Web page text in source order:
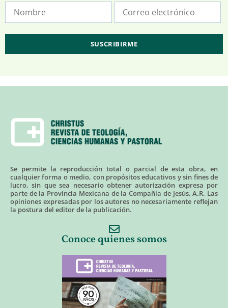
Se permite la reproducción total o parcial de esta obra, en
cualquier forma o medio, con propósitos educativos y sin fines de
lucro, sin que sea necesario obtener autorización expresa por
parte de la Provincia Mexicana de la Compañía de Jesús, A.R. Las
opiniones expresadas por los autores no necesariamente reflejan
la postura del editor de la publicación.
Conoce quienes somos